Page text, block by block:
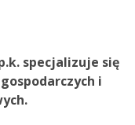
specjalizuje się
i